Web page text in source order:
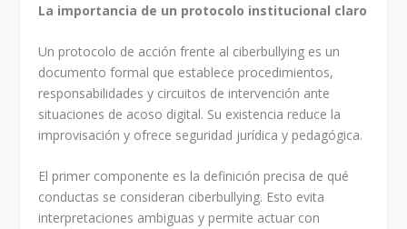
La importancia de un protocolo institucional claro
Un protocolo de acción frente al ciberbullying es un
documento formal que establece procedimientos,
responsabilidades y circuitos de intervención ante
situaciones de acoso digital. Su existencia reduce la
improvisación y ofrece seguridad jurídica y pedagógica.
El primer componente es la definición precisa de qué
conductas se consideran ciberbullying. Esto evita
interpretaciones ambiguas y permite actuar con